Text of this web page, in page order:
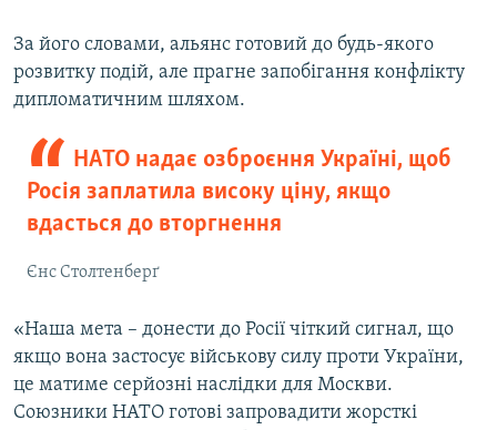
За його словами, альянс готовий до будь-якого
розвитку подій, але прагне запобігання конфлікту
дипломатичним шляхом.
НАТО надає озброєння Україні, щоб
Росія заплатила високу ціну, якщо
вдасться до вторгнення
Єнс Столтенберґ
«Наша мета – донести до Росії чіткий сигнал, що
якщо вона застосує військову силу проти України,
це матиме серйозні наслідки для Москви.
Союзники НАТО готові запровадити жорсткі